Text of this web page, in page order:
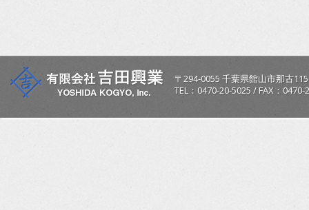
〒294-0055千葉県館山市那古
TEL： 0470-20-5025/ FAX：0470-